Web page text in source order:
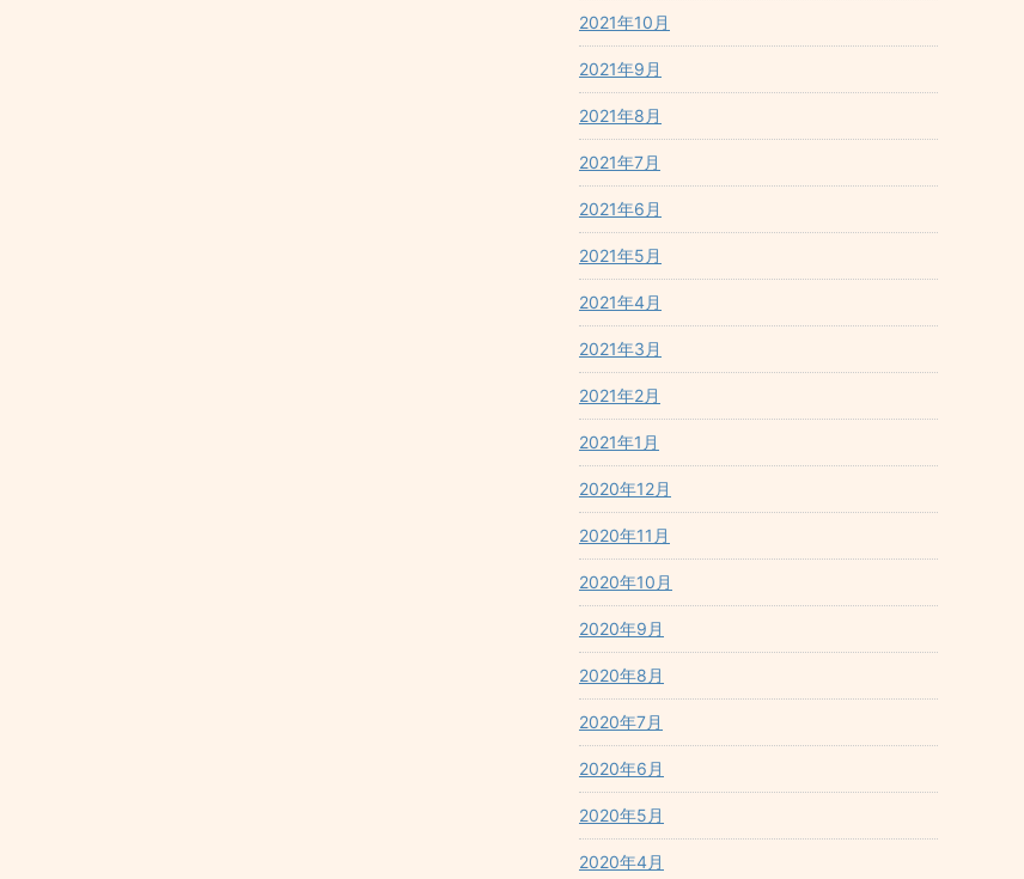
2021年10月
2021年9月
2021年8月
2021年7月
2021年6月
2021年5月
2021年4月
2021年3月
2021年2月
2021年1月
2020年12月
2020年11月
2020年10月
2020年9月
2020年8月
2020年7月
2020年6月
2020年5月
2020年4月